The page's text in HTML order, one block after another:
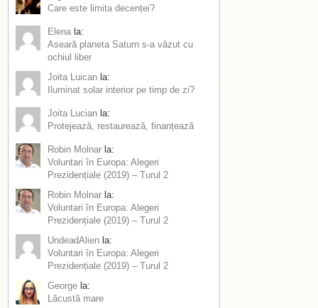
Care este limita decenței?
Elena la:
Aseară planeta Saturn s-a văzut cu
ochiul liber
Joita Luican la:
Iluminat solar interior pe timp de zi?
Joita Lucian la:
Protejează, restaurează, finanțează
Robin Molnar la:
Voluntari în Europa: Alegeri
Prezidențiale (2019) – Turul 2
Robin Molnar la:
Voluntari în Europa: Alegeri
Prezidențiale (2019) – Turul 2
UndeadAlien la:
Voluntari în Europa: Alegeri
Prezidențiale (2019) – Turul 2
George la:
Lăcustă mare